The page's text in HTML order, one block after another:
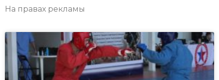
На правах рекламы